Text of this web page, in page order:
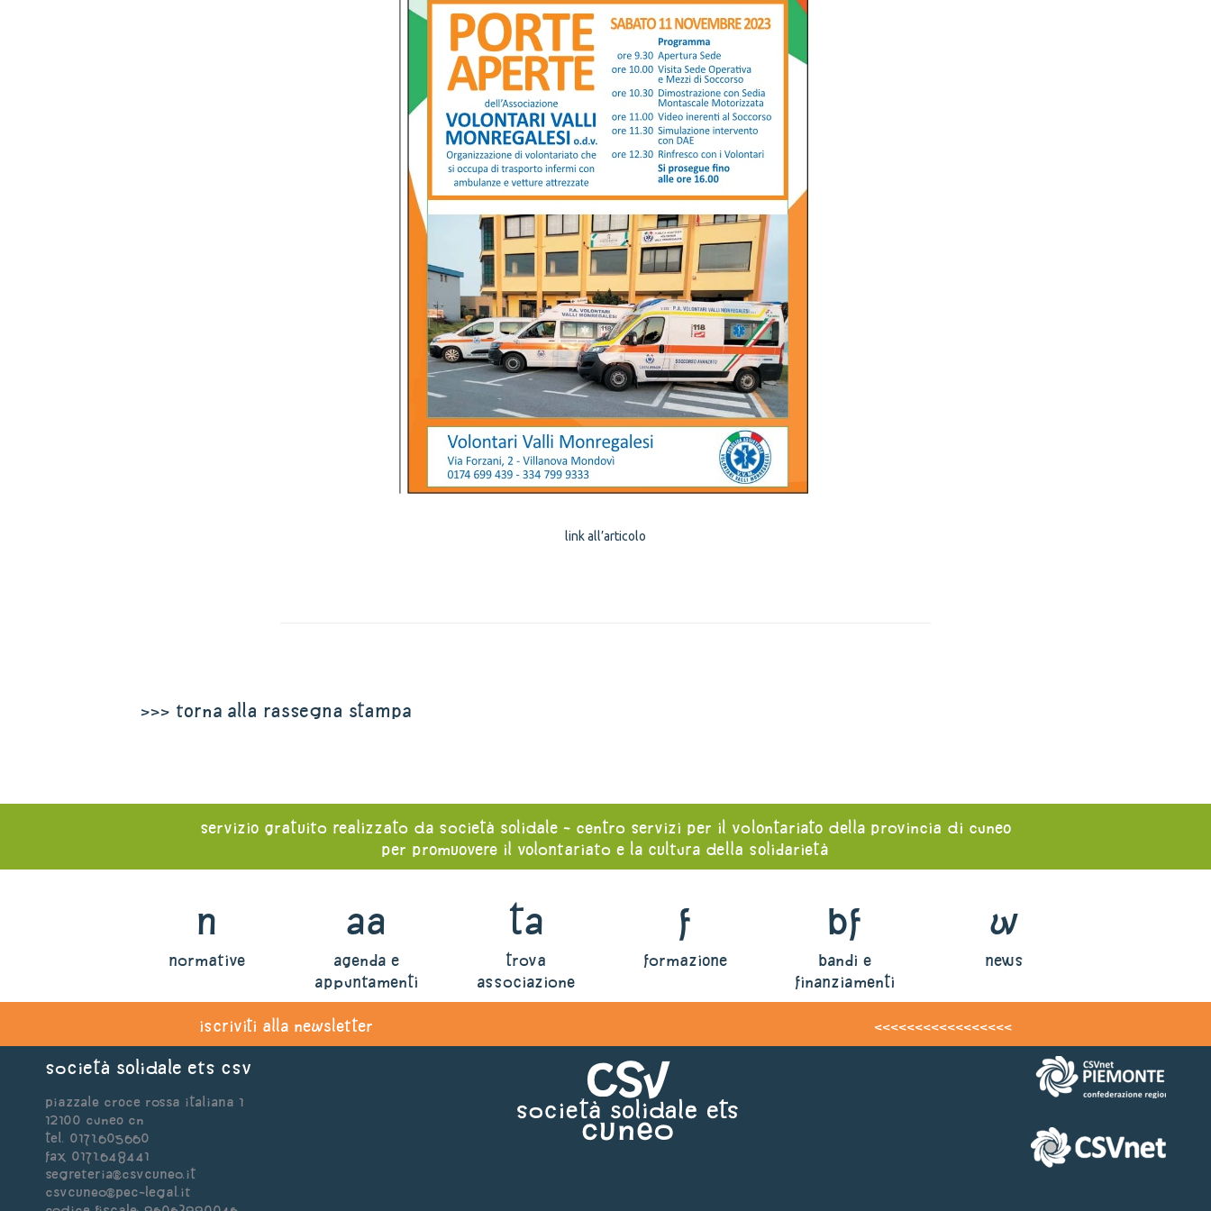
link all’articolo
>>> torna alla rassegna stampa
servizio gratuito realizzato da società solidale - centro servizi per il volontariato della provincia di cuneo
per promuovere il volontariato e la cultura della solidarietà
n
normative
aa
agenda e
appuntamenti
ta
trova
associazione
f
formazione
bf
bandi e
finanziamenti
w
news
iscriviti alla newsletter <<<<<<<<<<<<<<<<<
Società Solidale ets CSV
Piazzale Croce Rossa Italiana 1
12100 Cuneo CN
Tel. 0171.605660
Fax 0171.648441
segreteria@csvcuneo.it
csvcuneo@pec-legal.it